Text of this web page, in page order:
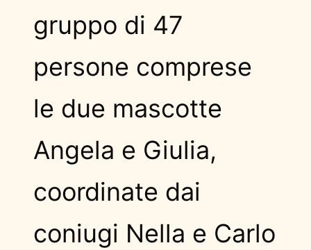
gruppo di 47
persone comprese
le due mascotte
Angela e Giulia,
coordinate dai
coniugi Nella e Carlo